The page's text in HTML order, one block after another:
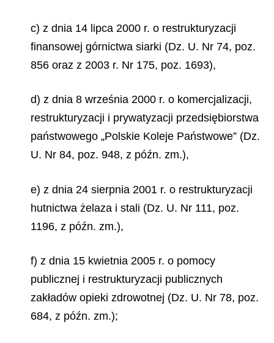
c) z dnia 14 lipca 2000 r. o restrukturyzacji
finansowej górnictwa siarki (Dz. U. Nr 74, poz.
856 oraz z 2003 r. Nr 175, poz. 1693),
d) z dnia 8 września 2000 r. o komercjalizacji,
restrukturyzacji i prywatyzacji przedsiębiorstwa
państwowego „Polskie Koleje Państwowe” (Dz.
U. Nr 84, poz. 948, z późn. zm.),
e) z dnia 24 sierpnia 2001 r. o restrukturyzacji
hutnictwa żelaza i stali (Dz. U. Nr 111, poz.
1196, z późn. zm.),
f) z dnia 15 kwietnia 2005 r. o pomocy
publicznej i restrukturyzacji publicznych
zakładów opieki zdrowotnej (Dz. U. Nr 78, poz.
684, z późn. zm.);